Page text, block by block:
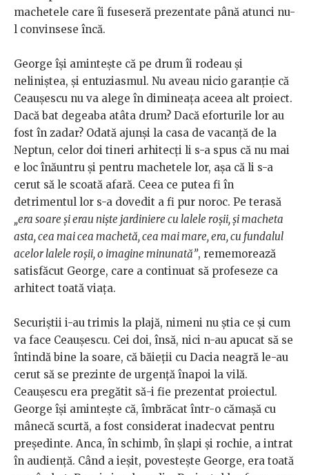
machetele care îi fuseseră prezentate până atunci nu-
l convinsese încă.
George își amintește că pe drum îi rodeau și
neliniștea, și entuziasmul. Nu aveau nicio garanție că
Ceaușescu nu va alege în dimineața aceea alt proiect.
Dacă bat degeaba atâta drum? Dacă eforturile lor au
fost în zadar? Odată ajunși la casa de vacanță de la
Neptun, celor doi tineri arhitecți li s-a spus că nu mai
e loc înăuntru și pentru machetele lor, așa că li s-a
cerut să le scoată afară. Ceea ce putea fi în
detrimentul lor s-a dovedit a fi pur noroc. Pe terasă
„era soare și erau niște jardiniere cu lalele roșii, și macheta
asta, cea mai cea machetă, cea mai mare, era, cu fundalul
acelor lalele roșii, o imagine minunată”, rememorează
satisfăcut George, care a continuat să profeseze ca
arhitect toată viața.
Securiștii i-au trimis la plajă, nimeni nu știa ce și cum
va face Ceaușescu. Cei doi, însă, nici n-au apucat să se
întindă bine la soare, că băieții cu Dacia neagră le-au
cerut să se prezinte de urgență înapoi la vilă.
Ceaușescu era pregătit să-i fie prezentat proiectul.
George își amintește că, îmbrăcat într-o cămașă cu
mânecă scurtă, a fost considerat inadecvat pentru
președinte. Anca, în schimb, în șlapi și rochie, a intrat
în audiență. Când a ieșit, povestește George, era toată